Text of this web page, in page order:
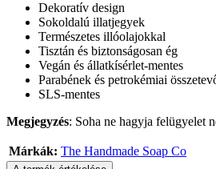
Dekoratív design
Sokoldalú illatjegyek
Természetes illóolajokkal
Tisztán és biztonságosan ég
Vegán és állatkísérlet-mentes
Parabének és petrokémiai
SLS-mentes
Megjegyzés: Soha ne hagyja felügyelet
Márkák: The Handmade Soap Co